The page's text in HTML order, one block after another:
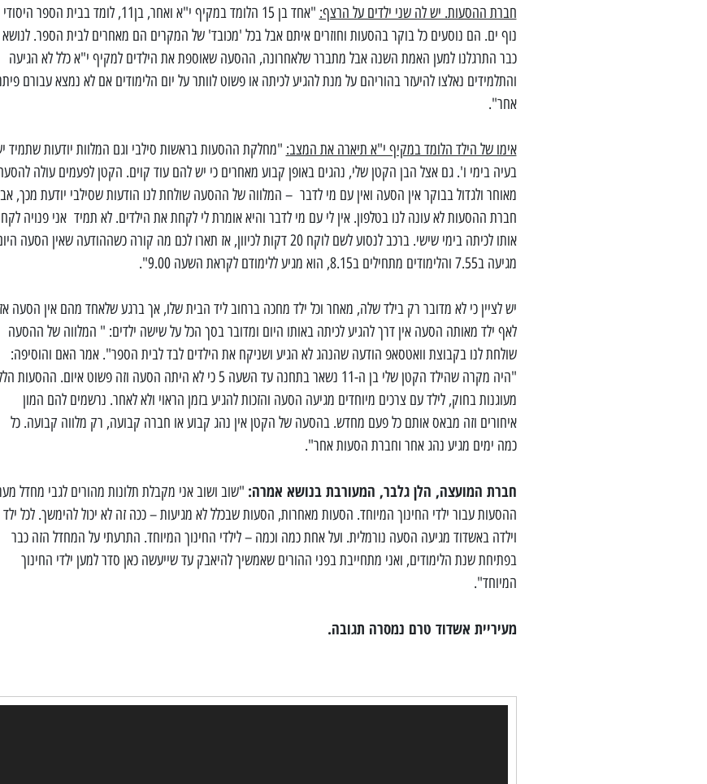
חברת ההסעות. יש לה שני ילדים על הרצף:
"אחד בן 15 הלומד במקיף י"א ואחר, בן11, לומד בבית הספר היסודי
נוף ים. הם נוסעים כל בוקר בהסעות וחוזרים איתם אבל בכל 'מכובד' של המקרים הם מאחרים לבית הספר. לנושא
כבר התרגלנו למען האמת השנה אבל מתברר שלאחרונה, ההסעה שאוספת את הילדים למקיף י"א כלל לא הגיעה
והתלמידים נאלצו להיעזר בהוריהם על מנת להגיע לכיתה או פשוט לוותר על יום הלימודים אם לא נמצא עבורם
אחר".
אימו של הילד הלומד במקיף י"א תיארה את המצב: "מחלקת ההסעות בראשות סילבי וגם המלוות יודעות שתמיד
בעיה בימי ו'. גם אצל הבן הקטן שלי, נהגים באופן קבוע מאחרים כי יש להם עוד קוים. הקטן לפעמים עולה
מאוחר ולגדול בבוקר אין הסעה ואין עם מי לדבר – המלווה של ההסעה שולחת לנו הודעות שסילבי יודעת מכך,
חברת ההסעות לא עונה לנו בטלפון. אין לי עם מי לדבר והיא אומרת לי לקחת את הילדים. לא תמיד אני פנויה
אותו לכיתה בימי שישי. ברכב לנסוע לשם לוקח 20 דקות לכיוון, אז תארו לכם מה קורה כשההודעה שאין הסעה
מגיעה ב7.55 והלימודים מתחילים ב8.15, הוא מגיע ללימודם לקראת השעה 9.00".
יש לציין כי לא מדובר רק בילד שלה, מאחר וכל ילד מחכה ברחוב ליד הבית שלו, אך ברגע שלאחד מהם אין הסעה אז
לאף ילד מאותה הסעה אין דרך להגיע לכיתה באותו היום ומדובר בסך הכל על שישה ילדים: " המלווה של ההסעה
שולחת לנו בקבוצת וואטסאפ הודעה שהנהג לא הגיע ושניקח את הילדים לבד לבית הספר". אמר האם והוסיפה:
"היה מקרה שהילד הקטן שלי בן ה-11 נשאר בתחנה עד השעה 5 כי לא היתה הסעה וזה פשוט איום. ההסעות
מעוגנות בחוק, לילד עם צרכים מיוחדים מגיעה הסעה והזכות להגיע בזמן הראוי ולא לאחר. נרשמים להם המון
איחורים וזה מבאס אותם כל פעם מחדש. בהסעה של הקטן אין נהג קבוע או חברה קבועה, רק מלווה קבועה. כל
כמה ימים מגיע נהג אחר וחברת הסעות אחר".
חברת המועצה, הלן גלבר, המעורבת בנושא אמרה: "שוב ושוב אני מקבלת תלונות מהורים לגבי מחדל
ההסעות עבור ילדי החינוך המיוחד. הסעות מאחרות, הסעות שבכלל לא מגיעות – ככה זה לא יכול להימשך. לכל ילד
וילדה באשדוד מגיעה הסעה נורמלית. ועל אחת כמה וכמה – לילדי החינוך המיוחד. התרעתי על המחדל הזה כבר
בפתיחת שנת הלימודים, ואני מתחייבת בפני ההורים שאמשיך להיאבק עד שייעשה כאן סדר למען ילדי החינוך
המיוחד".
מעיריית אשדוד טרם נמסרה תגובה.